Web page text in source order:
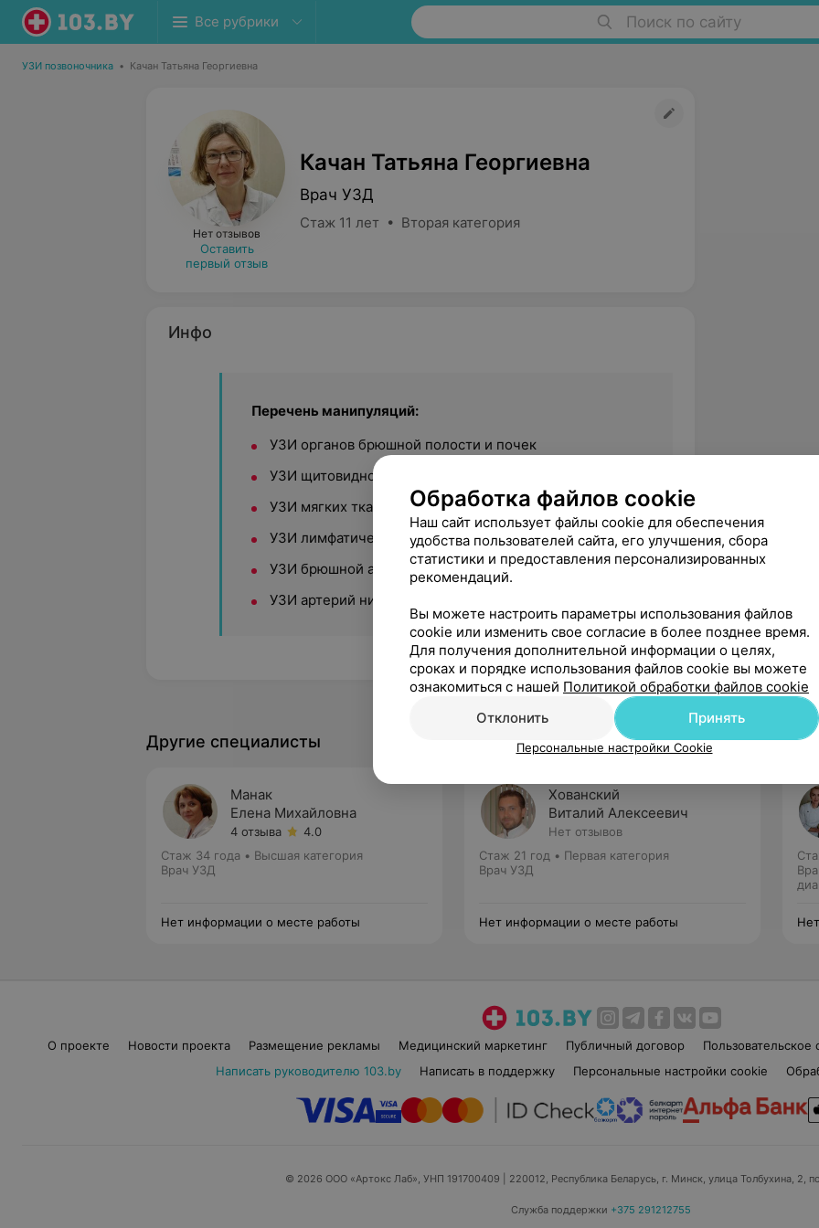
Все рубрики Поиск по сайту
УЗИ позвоночника • Качан Татьяна Георгиевна
Нет отзывов
Оставить
первый отзыв
Качан Татьяна Георгиевна
Врач УЗД
Стаж 11 лет • Вторая категория
Инфо
Перечень манипуляций:
УЗИ органов брюшной полости и почек
УЗИ щитовидной железы
УЗИ мягких тканей
УЗИ лимфатических узлов
УЗИ брюшной аорты
УЗИ артерий нижних конечностей (только артерии)
Другие специалисты
Манак
Елена Михайловна
4 отзыва
4.0
Стаж 34 года • Высшая категория
Врач УЗД
Нет информации о месте работы
Хованский
Виталий Алексеевич
Нет отзывов
Стаж 21 год • Первая категория
Врач УЗД
Нет информации о месте работы
О проекте Новости проекта Размещение рекламы Медицинский маркетинг Публичный договор Пользовательское
Написать руководителю 103.by
Написать в поддержку Персональные настройки cookie
© 2026 ООО «Артокс Лаб», УНП 191700409 | 220012, Республика Беларусь, г. Минск, улица Толбухина, 2,
Служба поддержки +375 291212755
Обработка файлов cookie
Наш сайт использует файлы cookie для обеспечения
удобства пользователей сайта, его улучшения, сбора
статистики и предоставления персонализированных
рекомендаций.
Вы можете настроить параметры использования файлов
cookie или изменить свое согласие в более позднее время.
Для получения дополнительной информации о целях,
сроках и порядке использования файлов cookie вы можете
ознакомиться с нашей Политикой обработки файлов cookie
Отклонить
Принять
Персональные настройки Cookie